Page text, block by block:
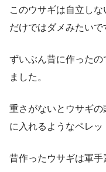
このウサギは自立し
だけではダメみたいで
ずいぶん昔に作った
ました。
重さがないとウサギ
に入れるようなペレッ
昔作ったウサギは軍手